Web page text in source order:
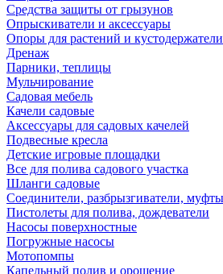
Средства защиты от грызунов
Опрыскиватели и аксессуары
Опоры для растений и кустодержатели
Дренаж
Парники, теплицы
Мульчирование
Садовая мебель
Качели садовые
Аксессуары для садовых качелей
Подвесные кресла
Детские игровые площадки
Все для полива садового участка
Шланги садовые
Соединители, разбрызгиватели,
Пистолеты для полива, дождеватели
Насосы поверхностные
Погружные насосы
Мотопомпы
Капельный полив и орошение